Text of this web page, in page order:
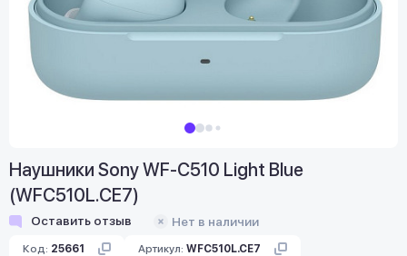
Наушники Sony WF-C510 Light Blue
(WFC510L.CE7)
Оставить отзыв Нет в наличии
Код: 25661 Артикул: WFC510L.CE7